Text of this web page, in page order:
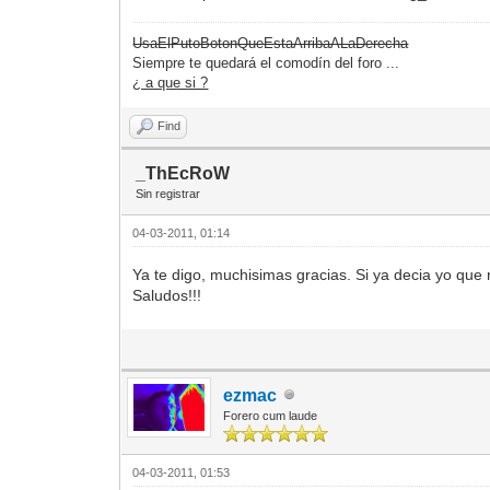
UsaElPutoBotonQueEstaArribaALaDerecha
Siempre te quedará el comodín del foro ...
¿ a que si ?
Find
_ThEcRoW
Sin registrar
04-03-2011, 01:14
Ya te digo, muchisimas gracias. Si ya decia yo que
Saludos!!!
ezmac
Forero cum laude
04-03-2011, 01:53